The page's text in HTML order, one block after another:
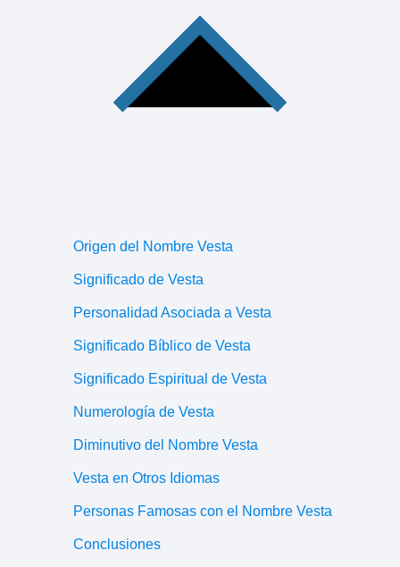
Origen del Nombre Vesta
Significado de Vesta
Personalidad Asociada a Vesta
Significado Bíblico de Vesta
Significado Espiritual de Vesta
Numerología de Vesta
Diminutivo del Nombre Vesta
Vesta en Otros Idiomas
Personas Famosas con el Nombre Vesta
Conclusiones